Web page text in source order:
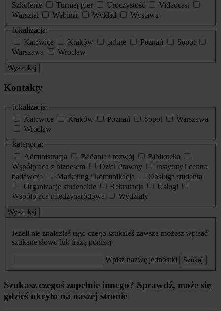
Szkolenie
Turniej-gier Uroczystość
Videocast
Warsztat
Webinar Wykład
Wystawa
lokalizacja:
Katowice
Kraków online Poznań
Sopot
Warszawa
Wrocław
Wyszukaj
Kontakty
lokalizacja:
Katowice
Kraków Poznań Sopot
Warszawa
Wrocław
kategoria:
Administracja
Badania i rozwój
Biblioteka
Współpraca z biznesem
Dział Prawny
Instytuty i centra
badawcze
Marketing i komunikacja
Obsługa studenta
Organizacje studenckie
Rekrutacja
Usługi
Współpraca międzynarodowa
Wydziały
Wyszukaj
Jeżeli nie znalazłeś tego czego szukałeś zawsze możesz wpisać
szukane słowo lub frazę poniżej
Wpisz nazwę jednostki Szukaj
Szukasz czegoś zupełnie innego? Sprawdź, może się
gdzieś ukryło na naszej stronie